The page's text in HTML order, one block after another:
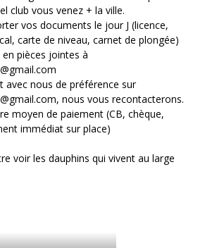
club vous venez + la ville.
vos documents le jour J (licence,
carte de niveau, carnet de plongée)
pièces jointes à
avec nous de préférence sur
nous vous recontacterons.
moyen de paiement (CB, chèque,
immédiat sur place)
voir les dauphins qui vivent au large